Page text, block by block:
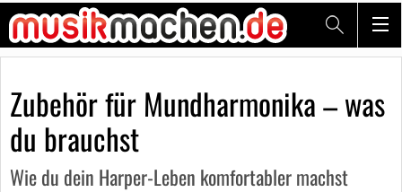
Zubehör für Mundharmonika – was
du brauchst
Wie du dein Harper-Leben komfortabler machst